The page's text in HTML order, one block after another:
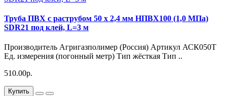
Труба ПВХ с раструбом 50 х 2,4 мм НПВХ100 (1,0 МПа)
SDR21 под клей, L=3 м
Производитель Агригазполимер (Россия) Артикул АСК050Т
Ед. измерения (погонный метр) Тип жёсткая Тип ..
510.00р.
Купить